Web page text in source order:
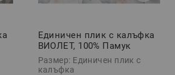
Единичен плик с калъфка
ВИОЛЕТ, 100% Памук
Ранфорс, 2 части
Размер: Единичен плик с
калъфка